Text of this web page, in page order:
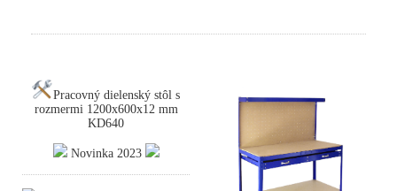
Pracovný dielenský stôl s
rozmermi 1200x600x12 mm
KD640
Novinka 2023